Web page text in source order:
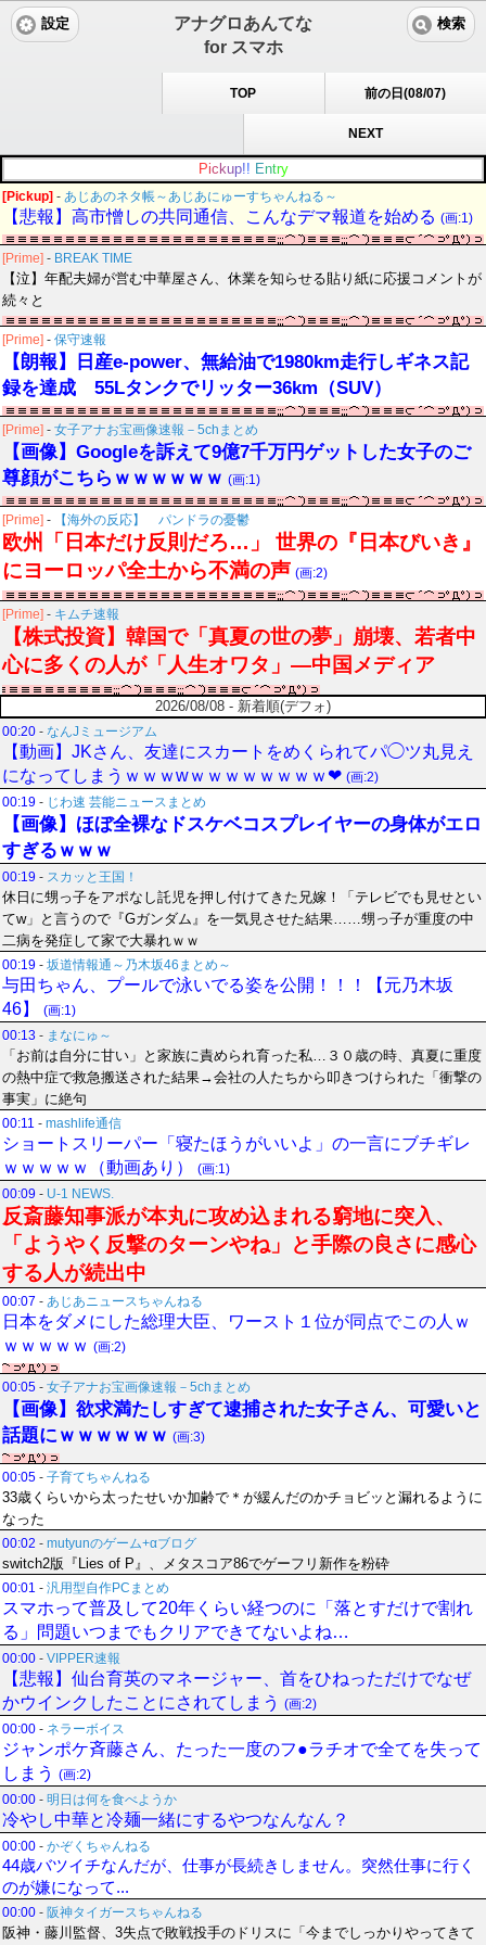
アナグロあんてな
for スマホ
設定 検索
TOP 前の日(08/07)
NEXT
Pic kup!! Entry
[Pickup] - あじあのネタ帳～あじあにゅーすちゃんねる～
【悲報】高市憎しの共同通信、こんなデマ報道を始める (画:1)
[Prime] - BREAK TIME
【泣】年配夫婦が営む中華屋さん、休業を知らせる貼り紙に応援コメントが
続々と
[Prime] - 保守速報
【朗報】日産e-power、無給油で1980km走行しギネス記
録を達成 55Lタンクでリッター36km（SUV）
[Prime] - 女子アナお宝画像速報－5chまとめ
【画像】Googleを訴えて9億7千万円ゲットした女子のご
尊顔がこちらｗｗｗｗｗｗ (画:1)
[Prime] - 【海外の反応】 パンドラの憂鬱
欧州「日本だけ反則だろ…」 世界の『日本びいき』
にヨーロッパ全土から不満の声 (画:2)
[Prime] - キムチ速報
【株式投資】韓国で「真夏の世の夢」崩壊、若者中
心に多くの人が「人生オワタ」―中国メディア
2026/08/08 - 新着順(デフォ)
00:20 - なんJミュージアム
【動画】JKさん、友達にスカートをめくられてパ◯ツ丸見え
になってしまうｗｗｗwｗｗｗｗｗｗｗｗ❤ (画:2)
00:19 - じわ速 芸能ニュースまとめ
【画像】ほぼ全裸なドスケベコスプレイヤーの身体がエロ
すぎるｗｗｗ
00:19 - スカッと王国！
休日に甥っ子をアポなし託児を押し付けてきた兄嫁！「テレビでも見せとい
てw」と言うので『Gガンダム』を一気見させた結果……甥っ子が重度の中
二病を発症して家で大暴れｗｗ
00:19 - 坂道情報通～乃木坂46まとめ～
与田ちゃん、プールで泳いでる姿を公開！！！【元乃木坂
46】
(画:1)
00:13 - まなにゅ～
「お前は自分に甘い」と家族に責められ育った私…３０歳の時、真夏に重度
の熱中症で救急搬送された結果→会社の人たちから叩きつけられた「衝撃の
事実」に絶句
00:11 - mashlife通信
ショートスリーパー「寝たほうがいいよ」の一言にブチギレ
ｗｗｗｗｗ（動画あり）
(画:1)
00:09 - U-1 NEWS.
反斎藤知事派が本丸に攻め込まれる窮地に突入、
「ようやく反撃のターンやね」と手際の良さに感心
する人が続出中
00:07 - あじあニュースちゃんねる
日本をダメにした総理大臣、ワースト１位が同点でこの人ｗ
ｗｗｗｗｗ (画:2)
00:05 - 女子アナお宝画像速報－5chまとめ
【画像】欲求満たしすぎて逮捕された女子さん、可愛いと
話題にｗｗｗｗｗｗ (画:3)
00:05 - 子育てちゃんねる
33歳くらいから太ったせいか加齢で＊が緩んだのかチョビッと漏れるように
なった
00:02 - mutyunのゲーム+αブログ
switch2版『Lies of P』、メタスコア86でゲーフリ新作を粉砕
00:01 - 汎用型自作PCまとめ
スマホって普及して20年くらい経つのに「落とすだけで割れ
る」問題いつまでもクリアできてないよね…
00:00 - VIPPER速報
【悲報】仙台育英のマネージャー、首をひねっただけでなぜ
かウインクしたことにされてしまう (画:2)
00:00 - ネラーボイス
ジャンポケ斉藤さん、たった一度のフ●ラチオで全てを失って
しまう (画:2)
00:00 - 明日は何を食べようか
冷やし中華と冷麺一緒にするやつなんなん？
00:00 - かぞくちゃんねる
44歳バツイチなんだが、仕事が長続きしません。突然仕事に行く
のが嫌になって...
00:00 - 阪神タイガースちゃんねる
阪神・藤川監督、3失点で敗戦投手のドリスに「今までしっかりやってきて